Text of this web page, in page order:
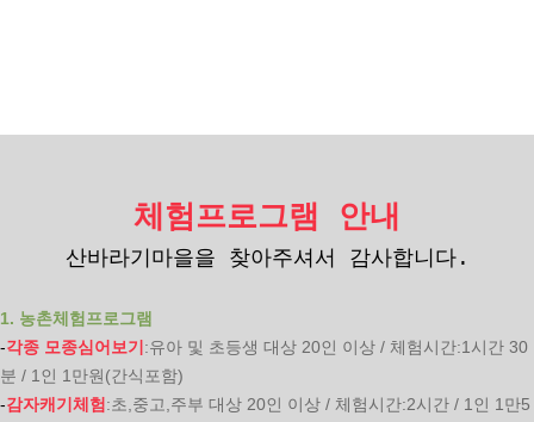
체험프로그램 안내
산바라기마을을 찾아주셔서 감사합니다.
1. 농촌체험프로그램
-각종 모종심어보기 :유아 및 초등생 대상 20인 이상 / 체험시간:1시간 30
분 / 1인 1만원(간식포함)
-감자캐기체험 :초,중고,주부 대상 20인 이상 / 체험시간:2시간 / 1인 1만5